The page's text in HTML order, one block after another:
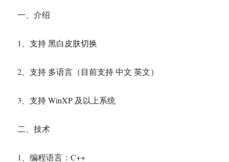
一、介绍
1、支持 黑白皮肤切换
2、支持 多语言（目前支持 中文 英文）
3、支持 WinXP 及以上系统
二、技术
1、编程语言：C++